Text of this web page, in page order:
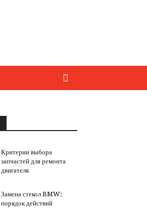
Критерии выбора
запчастей для ремонта
двигателя
Замена стекол BMW:
порядок действий